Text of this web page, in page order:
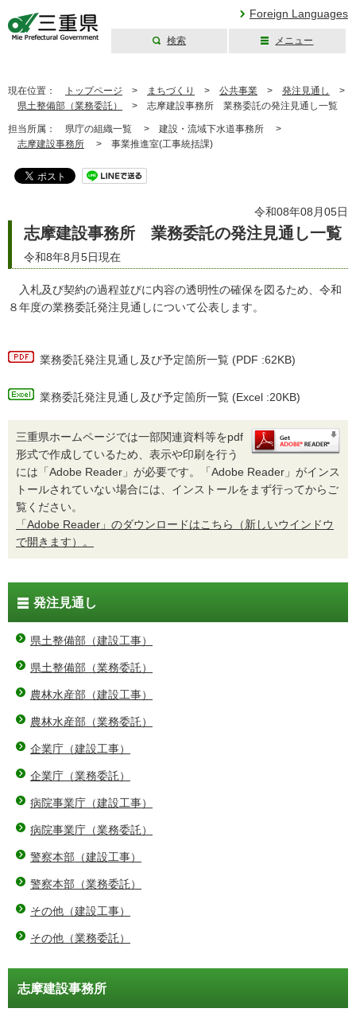
Foreign Languages
検索 メニュー
現在位置： トップページ > まちづくり > 公共事業 > 発注見通し
>
県土整備部（業務委託）
> 志摩建設事務所 業務委託の発注見通し一覧
担当所属： 県庁の組織一覧 > 建設・流域下水道事務所 >
志摩建設事務所 > 事業推進室(工事統括課)
令和08年08月05日
志摩建設事務所 業務委託の発注見通し一覧
令和8年8月5日現在
入札及び契約の過程並びに内容の透明性の確保を図るため、令和
８年度の業務委託発注見通しについて公表します。
業務委託発注見通し及び予定箇所一覧 (PDF :62KB)
業務委託発注見通し及び予定箇所一覧 (Excel :20KB)
三重県ホームページでは一部関連資料等をpdf
形式で作成しているため、表示や印刷を行う
には「Adobe Reader」が必要です。「Adobe Reader」がインス
トールされていない場合には、インストールをまず行ってからご
覧ください。
「Adobe Reader」のダウンロードはこちら（新しいウインドウ
で開きます）。
発注見通し
県土整備部（建設工事）
県土整備部（業務委託）
農林水産部（建設工事）
農林水産部（業務委託）
企業庁（建設工事）
企業庁（業務委託）
病院事業庁（建設工事）
病院事業庁（業務委託）
警察本部（建設工事）
警察本部（業務委託）
その他（建設工事）
その他（業務委託）
志摩建設事務所